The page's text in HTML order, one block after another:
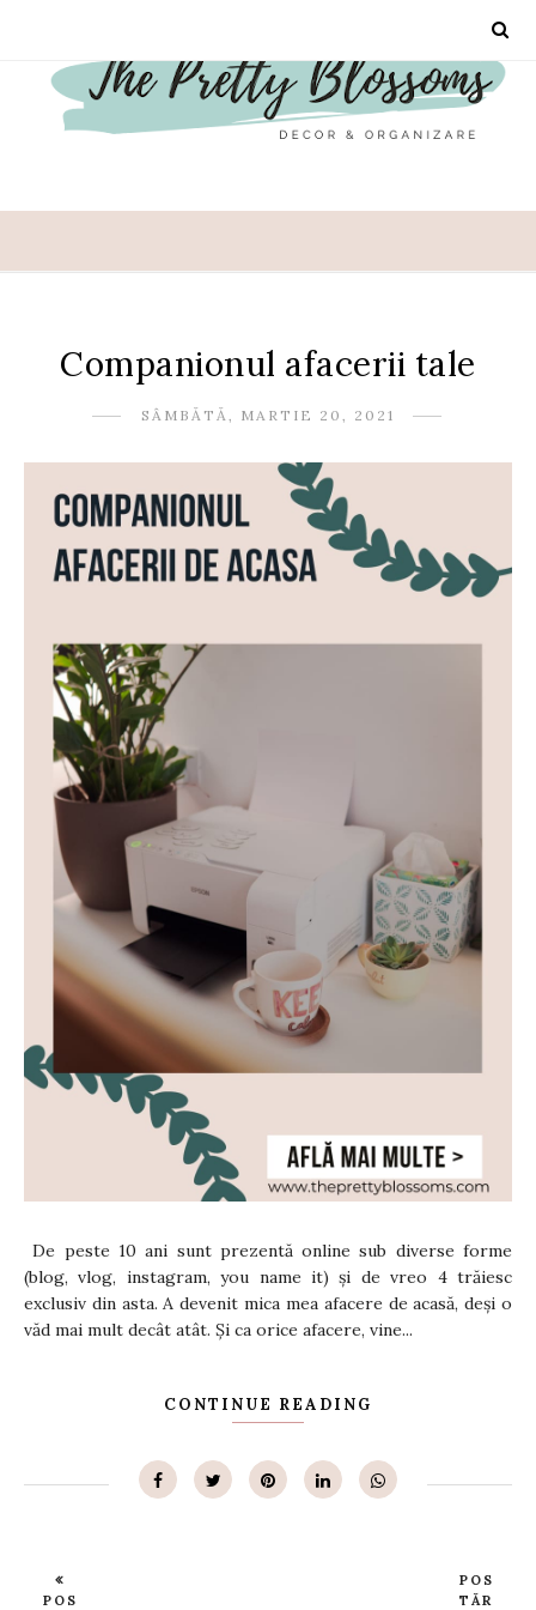
Companionul afacerii tale
SÂMBĂTĂ, MARTIE 20, 2021
De peste 10 ani sunt prezentă online sub diverse forme
(blog, vlog, instagram, you name it) și de vreo 4 trăiesc
exclusiv din asta. A devenit mica mea afacere de acasă, deși o
văd mai mult decât atât. Și ca orice afacere, vine...
CONTINUE READING
POS
POS
TĂR